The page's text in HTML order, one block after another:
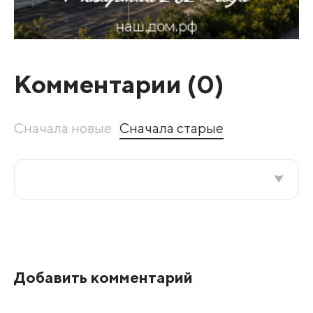
Комментарии (0)
Сначала новые Сначала старые
Добавить комментарий